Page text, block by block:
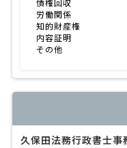
債権回収
労働関係
知的財産権
内容証明
その他
久保田法務行政書士事